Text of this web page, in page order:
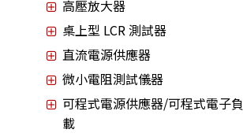
高壓放大器
桌上型 LCR 測試器
直流電源供應器
微小電阻測試儀器
可程式電源供應器/可程式電子負
載